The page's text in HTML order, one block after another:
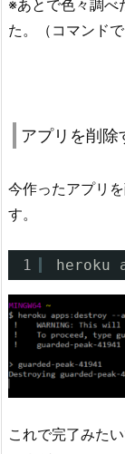
※あとで色々調べ
た。（コマンドで
アプリを削除
今作ったアプリ
す。
1 heroku
これで完了みた